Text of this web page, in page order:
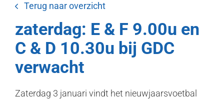
Terug naar overzicht
zaterdag: E & F 9.00u en
C & D 10.30u bij GDC
verwacht
Zaterdag 3 januari vindt het nieuwjaarsvoetbal